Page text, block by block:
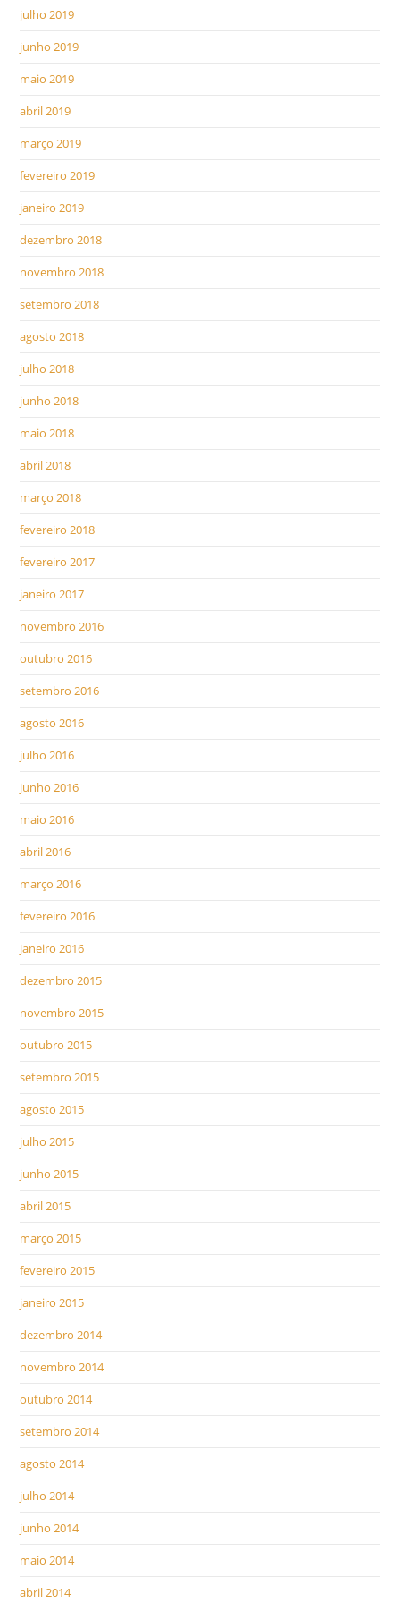
julho 2019
junho 2019
maio 2019
abril 2019
março 2019
fevereiro 2019
janeiro 2019
dezembro 2018
novembro 2018
setembro 2018
agosto 2018
julho 2018
junho 2018
maio 2018
abril 2018
março 2018
fevereiro 2018
fevereiro 2017
janeiro 2017
novembro 2016
outubro 2016
setembro 2016
agosto 2016
julho 2016
junho 2016
maio 2016
abril 2016
março 2016
fevereiro 2016
janeiro 2016
dezembro 2015
novembro 2015
outubro 2015
setembro 2015
agosto 2015
julho 2015
junho 2015
abril 2015
março 2015
fevereiro 2015
janeiro 2015
dezembro 2014
novembro 2014
outubro 2014
setembro 2014
agosto 2014
julho 2014
junho 2014
maio 2014
abril 2014